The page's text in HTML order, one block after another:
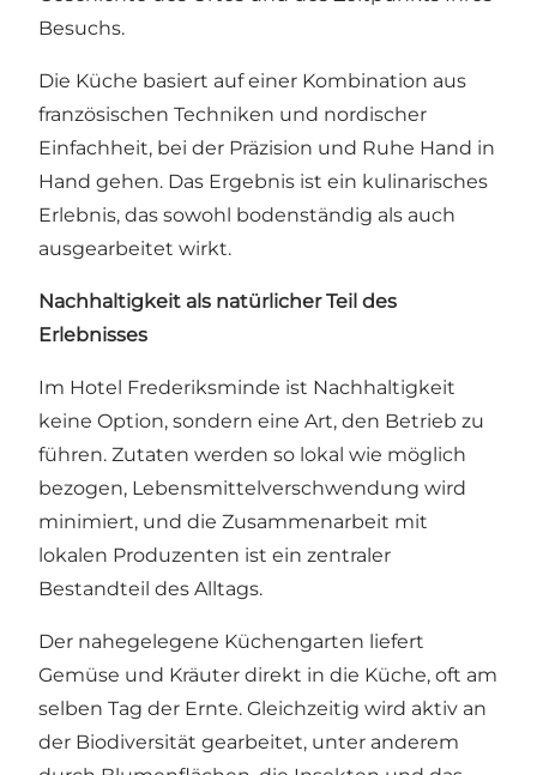
Besuchs.
Die Küche basiert auf einer Kombination aus
französischen Techniken und nordischer
Einfachheit, bei der Präzision und Ruhe Hand in
Hand gehen. Das Ergebnis ist ein kulinarisches
Erlebnis, das sowohl bodenständig als auch
ausgearbeitet wirkt.
Nachhaltigkeit als natürlicher Teil des
Erlebnisses
Im Hotel Frederiksminde ist Nachhaltigkeit
keine Option, sondern eine Art, den Betrieb zu
führen. Zutaten werden so lokal wie möglich
bezogen, Lebensmittelverschwendung wird
minimiert, und die Zusammenarbeit mit
lokalen Produzenten ist ein zentraler
Bestandteil des Alltags.
Der nahegelegene Küchengarten liefert
Gemüse und Kräuter direkt in die Küche, oft am
selben Tag der Ernte. Gleichzeitig wird aktiv an
der Biodiversität gearbeitet, unter anderem